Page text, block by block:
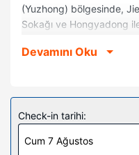
(Yuzhong) bölgesinde,
Sokağı ve Hongyadong
Liberation Monument
Misafirlerimizin konforu
mutfak, buzdolabı ve
Devamını Oku
Check-in tarihi:
Cum 7 Ağustos